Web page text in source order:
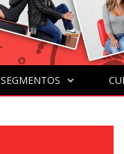
SEGMENTOS